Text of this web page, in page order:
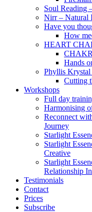
Soul Reading
Nirr – Natural
Have you
How
HEART
Hands
Phyllis Krystal
Cutting
Workshops
Full day
Harmonising
Reconnect
Journey
Starlight
Starlight
Creative
Starlight
Relationship
Testimonials
Contact
Prices
Subscribe